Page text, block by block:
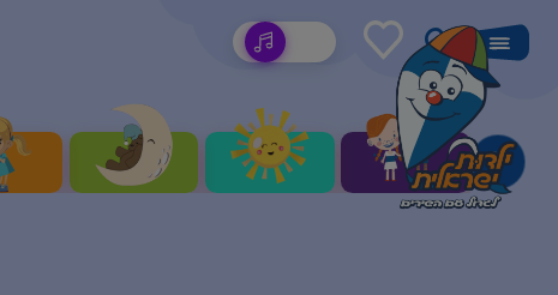
שירים